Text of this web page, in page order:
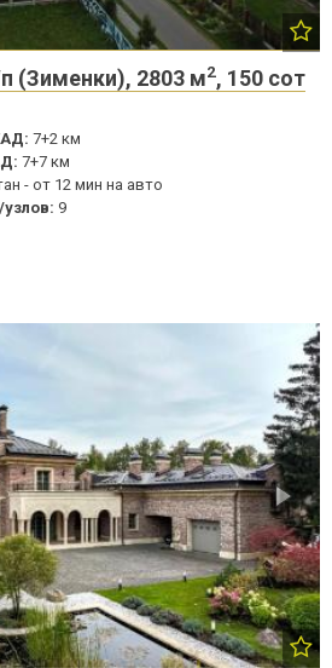
(Зименки), 2803 м2, 150 сот
7+2 км
7+7 км
- от 12 мин на авто
узлов: 9